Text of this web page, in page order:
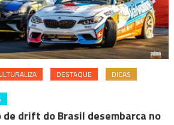
DESTAQUE DICAS
drift do Brasil desembarca no